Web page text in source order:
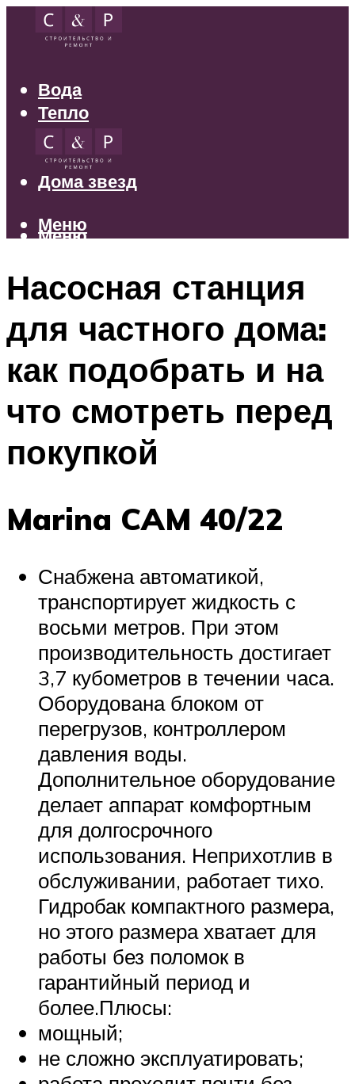
Вода
Тепло
Электрика
Свет
Дома звезд
Меню
Меню
Насосная станция
для частного дома:
как подобрать и на
что смотреть перед
покупкой
Marina CAM 40/22
Снабжена автоматикой,
транспортирует жидкость с
восьми метров. При этом
производительность достигает
3,7 кубометров в течении часа.
Оборудована блоком от
перегрузов, контроллером
давления воды.
Дополнительное оборудование
делает аппарат комфортным
для долгосрочного
использования. Неприхотлив в
обслуживании, работает тихо.
Гидробак компактного размера,
но этого размера хватает для
работы без поломок в
гарантийный период и
более.Плюсы:
мощный;
не сложно эксплуатировать;